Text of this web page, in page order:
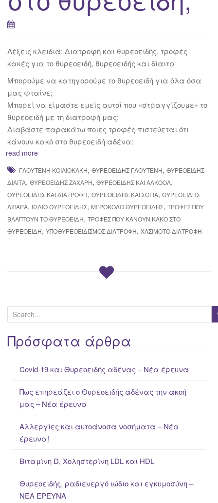
Λέξεις κλειδιά: Διατροφή και θυρεοειδής, τροφές
κακές για το θυρεοειδή, θυρεοειδής και δίαιτα
Μπορούμε να κατηγορούμε το θυρεοειδή για όλα όσα
μας φταίνε;
Μπορεί να είμαστε εμείς αυτοί που «στραγγίζουμε» το
θυρεοειδή με τη διατροφή μας;
Διαβάστε παρακάτω ποιες τροφές πιστεύεται ότι
κάνουν κακό στο θυρεοειδή αδένα:
read more
ΓΛΟΥΤΈΝΗ ΚΟΙΛΙΟΚΆΚΗ, ΘΥΡΕΟΕΙΔΉΣ ΓΛΟΥΤΈΝΗ, ΘΥΡΕΟΕΙΔΉΣ
ΔΊΑΙΤΑ, ΘΥΡΕΟΕΙΔΉΣ ΖΆΧΑΡΗ, ΘΥΡΕΟΕΙΔΉΣ ΚΑΙ ΑΛΚΟΌΛ,
ΘΥΡΕΟΕΙΔΉΣ ΚΑΙ ΔΙΑΤΡΟΦΉ, ΘΥΡΕΟΕΙΔΉΣ ΚΑΙ ΣΌΓΙΑ, ΘΥΡΕΟΕΙΔΉΣ
ΛΙΠΑΡΆ, ΙΏΔΙΟ ΘΥΡΕΟΕΙΔΉΣ, ΜΠΡΌΚΟΛΟ ΘΥΡΕΟΕΙΔΉΣ, ΤΡΟΦΈΣ ΠΟΥ
ΒΛΆΠΤΟΥΝ ΤΟ ΘΥΡΕΟΕΙΔΉ, ΤΡΟΦΈΣ ΠΟΥ ΚΆΝΟΥΝ ΚΑΚΌ ΣΤΟ
ΘΥΡΕΟΕΙΔΉ, ΥΠΟΘΥΡΕΟΕΙΔΙΣΜΌΣ ΔΙΑΤΡΟΦΉ, ΧΑΣΙΜΌΤΟ ΔΙΑΤΡΟΦΉ
e
a
rΠρόσφατα άρθρα
Covid-19 και Θυρεοειδής αδένας – Νέα έρευνα
Πως επηρεάζει ο Θυρεοειδής αδένας την ακοή
μας – Νέα έρευνα
Αλλεργίες και αυτοάνοσα νοσήματα – Νέα
έρευνα!
Βιταμίνη D, Χοληστερίνη LDL και HDL
Θυρεοειδής, ραδιενεργό ιώδιο και εγκυμοσύνη –
ΝΕΑ ΈΡΕΥΝΑ